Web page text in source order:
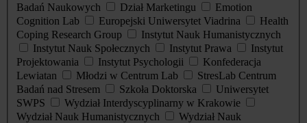
Badań Naukowych
Dział Marketingu
Emotion
Cognition Lab
Europejski Uniwersytet Viadrina
Health
Coping Research Group
Instytut Nauk Humanistycznych
Instytut Nauk Społecznych
Instytut Prawa
Instytut
Projektowania
Instytut Psychologii
Konfederacja
Lewiatan
Młodzi w Centrum Lab
StresLab Centrum
Badań nad Stresem
Szkoła Doktorska
Uniwersytet
SWPS
Wydział Interdyscyplinarny w Krakowie
Wydział Nauk Humanistycznych
Wydział Nauk